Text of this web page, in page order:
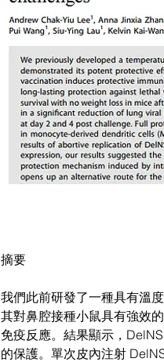
摘要
我們此前研發了一種具有溫
其對鼻腔接種小鼠具有強效
免疫反應。結果顯示，
的保護。單次皮內注射